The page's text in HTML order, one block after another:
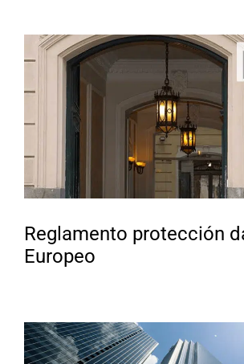
Reglamento protección
Europeo